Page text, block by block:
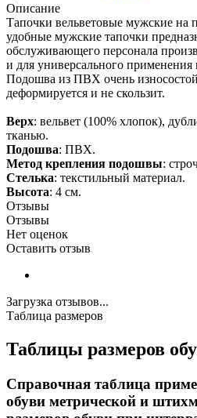
Описание
Тапочки вельветовые мужские
удобные мужские тапочки
обслуживающего персонала
и для универсального
Подошва из ПВХ очень
деформируется и не скользит.
Верх: вельвет (100% хлопок),
тканью.
Подошва: ПВХ.
Метод крепления подошвы:
Стелька: текстильный материал.
Высота: 4 см.
Отзывы
Отзывы
Нет оценок
Оставить отзыв
Загрузка отзывов...
Таблица размеров
Таблицы размеров
Справочная таблица
обуви метрической и